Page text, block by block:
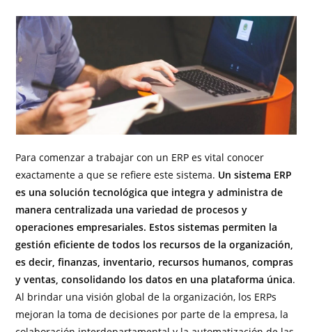
Para comenzar a trabajar con un ERP es vital conocer
exactamente a que se refiere este sistema. Un sistema ERP
es una solución tecnológica que integra y administra de
manera centralizada una variedad de procesos y
operaciones empresariales. Estos sistemas permiten la
gestión eficiente de todos los recursos de la organización,
es decir, finanzas, inventario, recursos humanos, compras
y ventas, consolidando los datos en una plataforma única.
Al brindar una visión global de la organización, los ERPs
mejoran la toma de decisiones por parte de la empresa, la